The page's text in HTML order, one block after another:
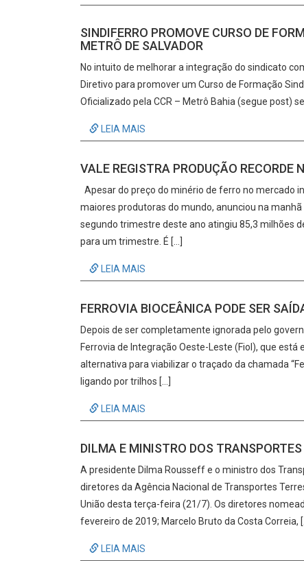
SINDIFERRO PROMOVE CURSO DE
METRÔ DE SALVADOR
No intuito de melhorar a integração do sindicato
Diretivo para promover um Curso de Formação
Oficializado pela CCR – Metrô Bahia (segue post)
LEIA MAIS
VALE REGISTRA PRODUÇÃO RECORDE
Apesar do preço do minério de ferro no mercado
maiores produtoras do mundo, anunciou na
segundo trimestre deste ano atingiu 85,3 milhões
para um trimestre. É […]
LEIA MAIS
FERROVIA BIOCEÂNICA PODE SER
Depois de ser completamente ignorada pelo
Ferrovia de Integração Oeste-Leste (Fiol), que
alternativa para viabilizar o traçado da chamada
ligando por trilhos […]
LEIA MAIS
DILMA E MINISTRO DOS
A presidente Dilma Rousseff e o ministro dos
diretores da Agência Nacional de Transportes
União desta terça-feira (21/7). Os diretores
fevereiro de 2019; Marcelo Bruto da Costa Correia,
LEIA MAIS